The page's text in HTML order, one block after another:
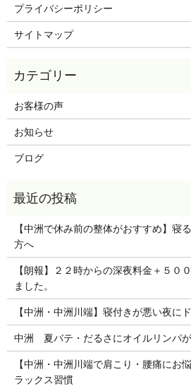
プライバシーポリシー
サイトマップ
お客様の声
お知らせ
ブログ
【中洲で休み前の整体がおすすめ】寝
方へ
【朗報】２２時からの深夜料金＋５０
ました。
【中洲・中洲川端】寝付きが悪い夜に
中洲 夏バテ・だるさにオイルリンパ
【中洲・中洲川端で肩こり・腰痛にお
ラックス習慣